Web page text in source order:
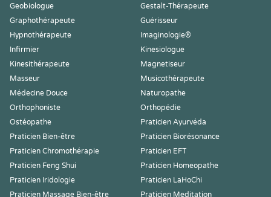
Geobiologue
Gestalt-Thérapeute
Graphothérapeute
Guérisseur
Hypnothérapeute
Imaginologie®
Infirmier
Kinesiologue
Kinesithérapeute
Magnetiseur
Masseur
Musicothérapeute
Médecine Douce
Naturopathe
Orthophoniste
Orthopédie
Ostéopathe
Praticien Ayurvéda
Praticien Bien-être
Praticien Biorésonance
Praticien Chromothérapie
Praticien EFT
Praticien Feng Shui
Praticien Homeopathe
Praticien Iridologie
Praticien LaHoChi
Praticien Massage Bien-être
Praticien Meditation